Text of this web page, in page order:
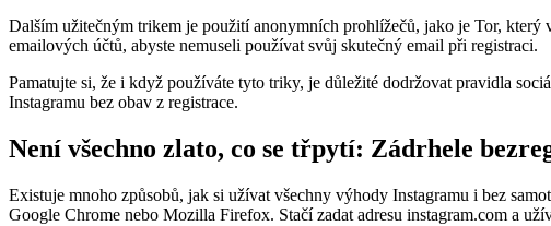
Dalším užitečným trikem je použití anonymních prohlížečů, jako je Tor,
emailových účtů, abyste nemuseli používat svůj skutečný email při registraci.
Pamatujte si, že i když používáte tyto triky, je důležité dodržovat pravidla
Instagramu bez obav z registrace.
Není všechno zlato, co se třpytí: Zádrhele
Existuje mnoho způsobů, jak si užívat všechny výhody Instagramu i bez
Google Chrome nebo Mozilla Firefox. Stačí zadat adresu instagram.com a